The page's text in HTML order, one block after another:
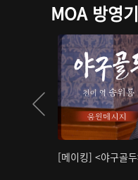
MOA 방영
[메이킹] <야구골